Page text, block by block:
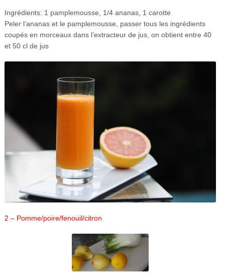
Ingrédients: 1 pamplemousse, 1/4 ananas, 1 carotte
Peler l’ananas et le pamplemousse, passer tous les ingrédients
coupés en morceaux dans l’extracteur de jus, on obtient entre 40
et 50 cl de jus
2 – Pomme/poire/fenouil/citron